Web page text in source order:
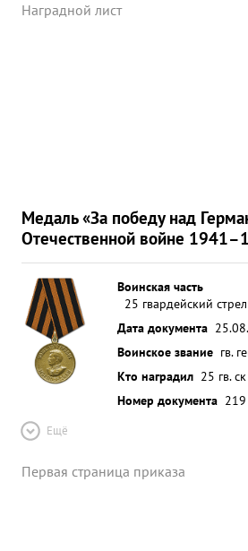
Наградной лист
Медаль «За победу над
Отечественной войне
Воинская часть
25 гвардейский
Дата документа
Воинское звание гв.
Кто наградил 25 гв. ск
Номер документа 219
Ещё
Первая страница приказа